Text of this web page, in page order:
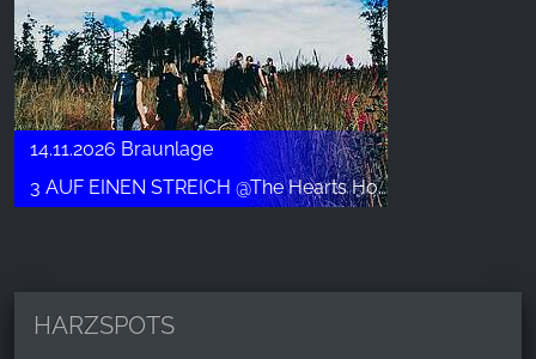
14.11.2026 Braunlage
3 AUF EINEN STREICH @The Hearts Hotel - Nov.
HARZSPOTS